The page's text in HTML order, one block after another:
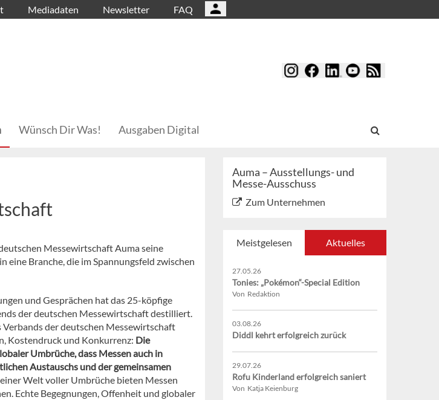
Mediadaten Newsletter FAQ
Wünsch Dir Was! Ausgaben Digital
Messewirtschaft Auma seine
Branche, die im Spannungsfeld zwischen
und Gesprächen hat das 25-köpfige
der deutschen Messewirtschaft destilliert.
der deutschen Messewirtschaft
Kostendruck und Konkurrenz: Die
Umbrüche, dass Messen auch in
Austauschs und der gemeinsamen
Welt voller Umbrüche bieten Messen
Echte Begegnungen, Offenheit und globaler
Auma – Ausstellungs- und
Messe-Ausschuss
Zum Unternehmen
Meistgelesen Aktuelles
27.05.26
Tonies: „Pokémon“-Special Edition
Von Redaktion
03.08.26
Diddl kehrt erfolgreich zurück
29.07.26
Rofu Kinderland erfolgreich saniert
Von Katja Keienburg